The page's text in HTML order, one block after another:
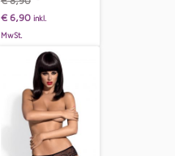
€6,90 inkl.
MwSt.